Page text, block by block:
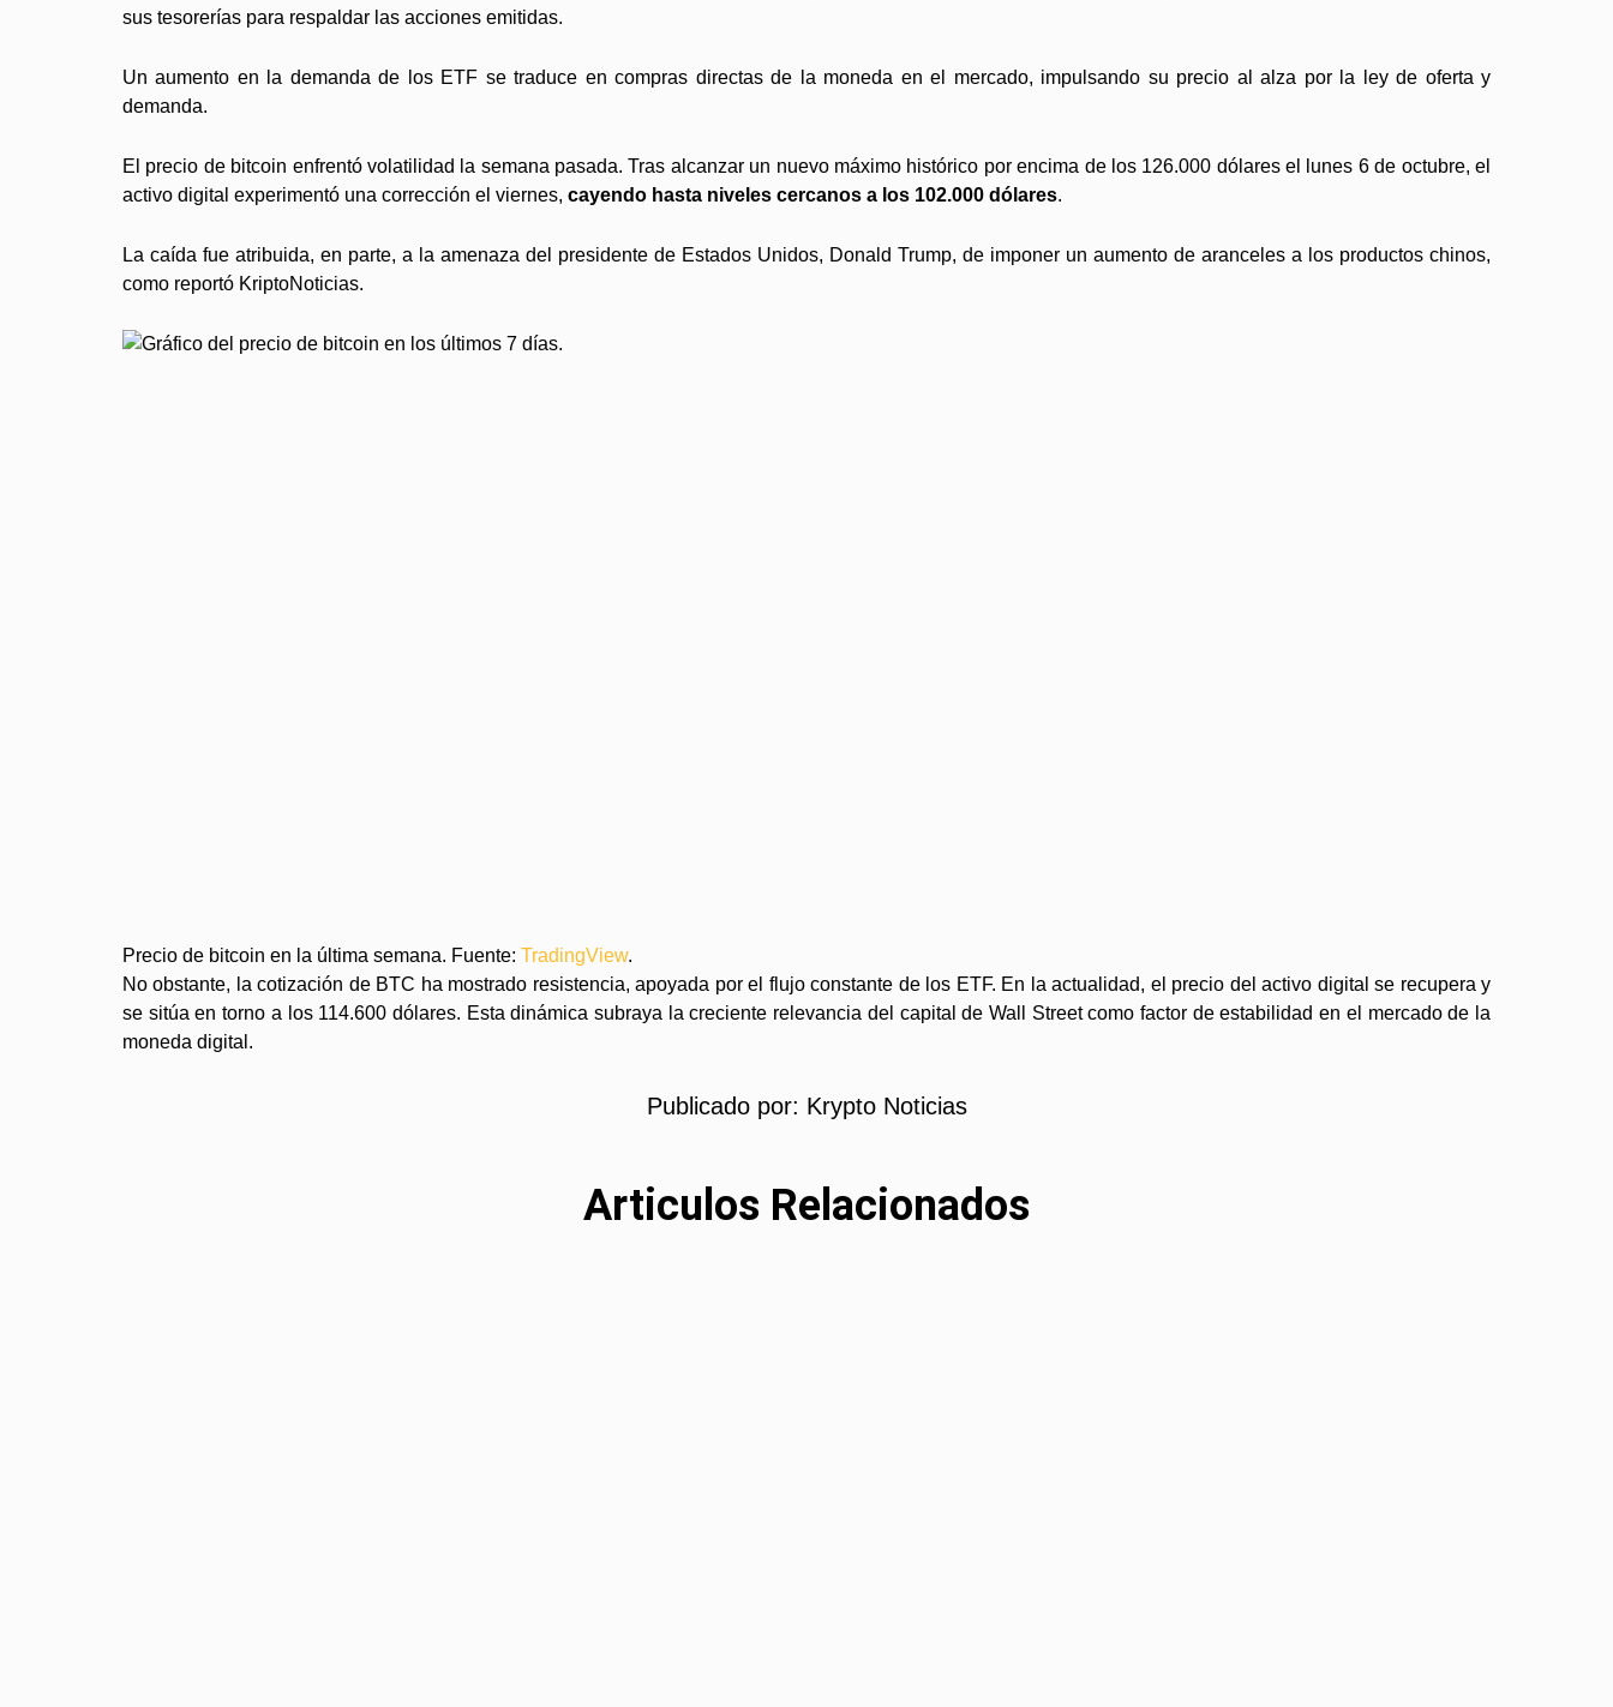
sus tesorerías para respaldar las acciones emitidas.
Un aumento en la demanda de los ETF se traduce en compras directas de la moneda en el mercado, impulsando su precio al alza por la ley de oferta y
demanda.
El precio de bitcoin enfrentó volatilidad la semana pasada. Tras alcanzar un nuevo máximo histórico por encima de los 126.000 dólares el lunes 6 de octubre, el
activo digital experimentó una corrección el viernes, cayendo hasta niveles cercanos a los 102.000 dólares.
La caída fue atribuida, en parte, a la amenaza del presidente de Estados Unidos, Donald Trump, de imponer un aumento de aranceles a los productos chinos,
como reportó KriptoNoticias.
Precio de bitcoin en la última semana. Fuente: TradingView.
No obstante, la cotización de BTC ha mostrado resistencia, apoyada por el flujo constante de los ETF. En la actualidad, el precio del activo digital se recupera y
se sitúa en torno a los 114.600 dólares. Esta dinámica subraya la creciente relevancia del capital de Wall Street como factor de estabilidad en el mercado de la
moneda digital.
Publicado por: Krypto Noticias
Articulos Relacionados